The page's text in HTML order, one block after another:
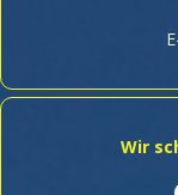
Wir